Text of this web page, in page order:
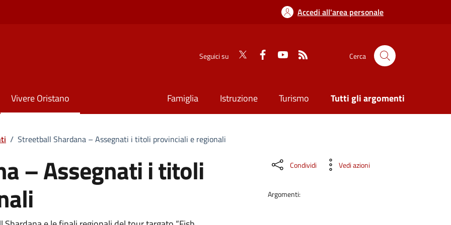
Accedi all'area personale
Seguici su Cerca
Vivere Oristano Famiglia Istruzione Turismo Tutti gli argomenti
/ Streetball Shardana – Assegnati i titoli provinciali e regionali
– Assegnati i titoli Condividi Vedi azioni
Argomenti: